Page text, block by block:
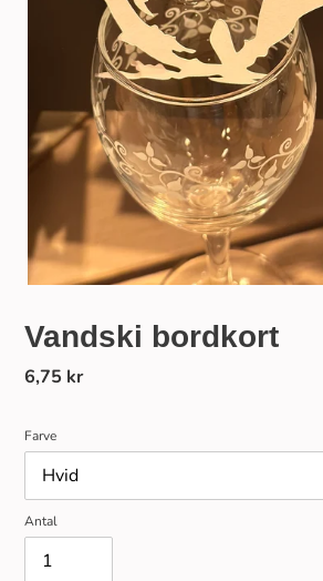
Vandski bordkort
Normalpris
6,75 kr
Farve
Antal